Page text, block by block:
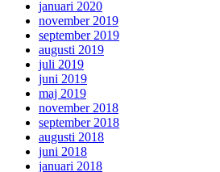
januari 2020
november 2019
september 2019
augusti 2019
juli 2019
juni 2019
maj 2019
november 2018
september 2018
augusti 2018
juni 2018
januari 2018